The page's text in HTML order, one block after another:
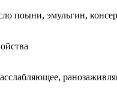
поыни, эмульгин,